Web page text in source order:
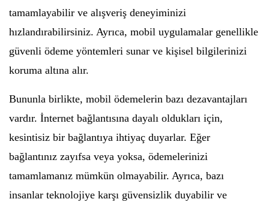
tamamlayabilir ve alışveriş deneyiminizi
hızlandırabilirsiniz. Ayrıca, mobil uygulamalar genellikle
güvenli ödeme yöntemleri sunar ve kişisel bilgilerinizi
koruma altına alır.
Bununla birlikte, mobil ödemelerin bazı dezavantajları
vardır. İnternet bağlantısına dayalı oldukları için,
kesintisiz bir bağlantıya ihtiyaç duyarlar. Eğer
bağlantınız zayıfsa veya yoksa, ödemelerinizi
tamamlamanız mümkün olmayabilir. Ayrıca, bazı
insanlar teknolojiye karşı güvensizlik duyabilir ve